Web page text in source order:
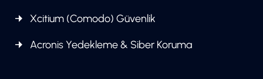
Xcitium (Comodo) Güvenlik
Acronis Yedekleme & Siber Koruma